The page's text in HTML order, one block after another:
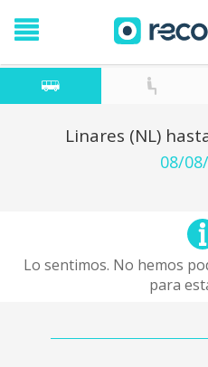
Linares (NL)
08/
Lo sentimos. No hemos
para